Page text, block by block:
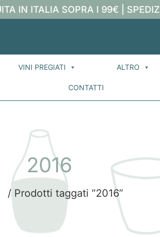
IN ITALIA SOPRA I 99€ |
VINI PREGIATI ALTRO
CONTATTI
2016
/ Prodotti taggati “2016”